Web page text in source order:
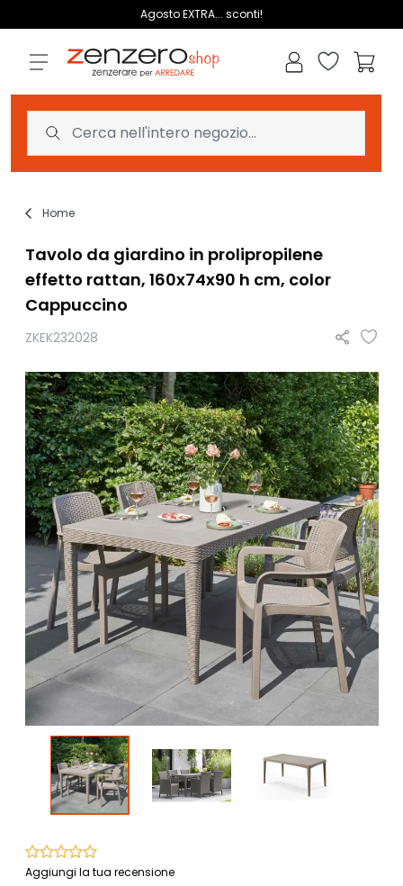
Agosto EXTRA... sconti!
Lista dei
Home
Tavolo da giardino in prolipropilene
effetto rattan, 160x74x90 h cm, color
Cappuccino
ZKEK232028
Aggiungi la tua recensione